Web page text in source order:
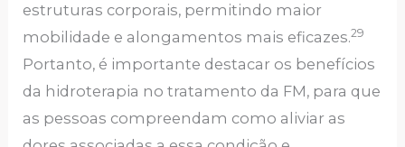
estruturas corporais, permitindo maior
mobilidade e alongamentos mais eficazes.29
Portanto, é importante destacar os benefícios
da hidroterapia no tratamento da FM, para que
as pessoas compreendam como aliviar as